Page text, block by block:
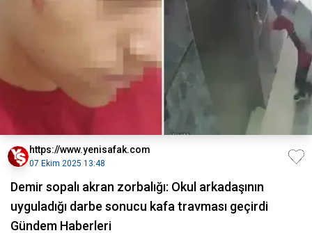
https://www.yenisafak.com
07 Ekim 2025 13:48
Demir sopalı akran zorbalığı: Okul arkadaşının
uyguladığı darbe sonucu kafa travması geçirdi
Gündem Haberleri